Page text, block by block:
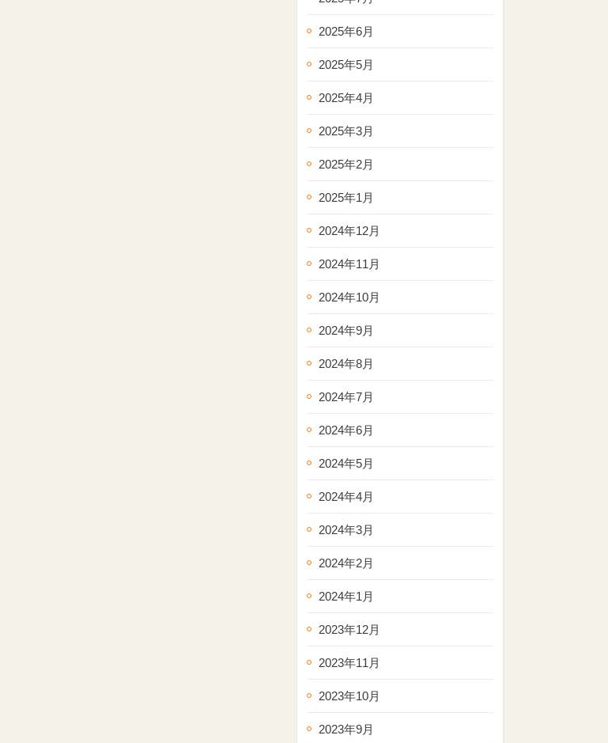
2025年6月
2025年5月
2025年4月
2025年3月
2025年2月
2025年1月
2024年12月
2024年11月
2024年10月
2024年9月
2024年8月
2024年7月
2024年6月
2024年5月
2024年4月
2024年3月
2024年2月
2024年1月
2023年12月
2023年11月
2023年10月
2023年9月